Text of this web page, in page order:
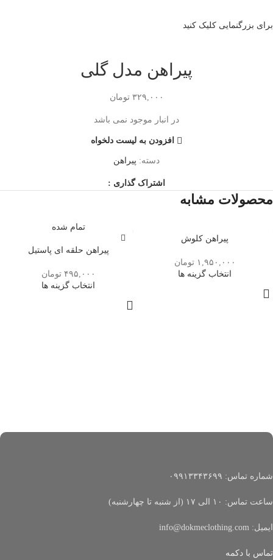
برای بزرگنمایی کلیک کنید
پیراهن مدل گلی
۳۲۹,۰۰۰ تومان
در انبار موجود نمی باشد
افزودن به لیست دلخواه
دسته: پیراهن
اشتراک گذاری :
محصولات مشابه
پیراهن کلوش
۱,۹۵۰,۰۰۰ تومان
انتخاب گزینه ها
تمام شده
پیراهن حلقه ای پاستیل
۴۹۵,۰۰۰ تومان
انتخاب گزینه ها
شماره تماس: ۰۹۹۱۳۳۴۳۶۹۹
ساعت تماس: ۱۰ الی ۱۷ (از شنبه تا چهارشنبه)
ایمیل: info@dokmeclothing.com
تماس با دکمه